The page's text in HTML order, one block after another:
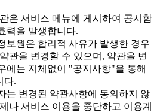
은 서비스 메뉴에 게시하여 공시함
력을 발생합니다.
보원은 합리적 사유가 발생한 경우
관을 변경할 수 있으며, 약관을 변
에는 지체없이 "공지사항"을 통해
다.
는 변경된 약관사항에 동의하지 않
나 서비스 이용을 중단하고 이용계